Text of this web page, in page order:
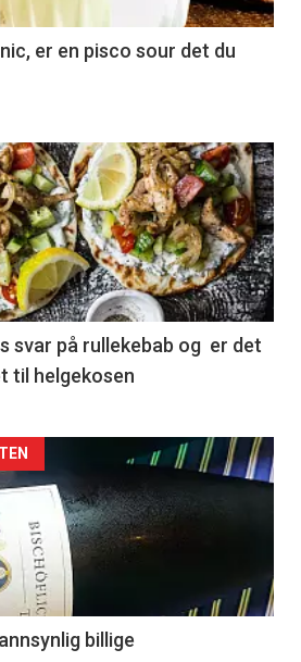
er en pisco sour det du
svar på rullekebab og er det
til helgekosen
billige